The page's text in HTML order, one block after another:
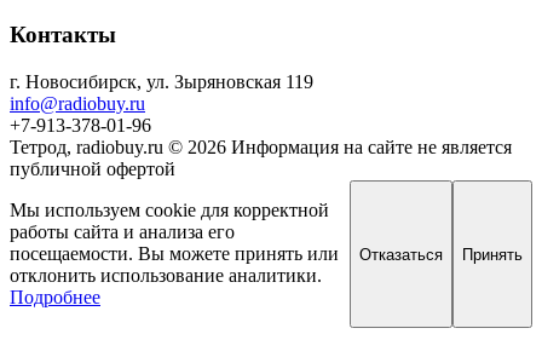
Контакты
г. Новосибирск, ул. Зыряновская 119
info@radiobuy.ru
+7-913-378-01-96
Тетрод, radiobuy.ru © 2026 Информация на сайте не является
публичной офертой
Мы используем cookie для корректной
работы сайта и анализа его
посещаемости. Вы можете принять или
отклонить использование аналитики.
Подробнее
Отказаться Принять